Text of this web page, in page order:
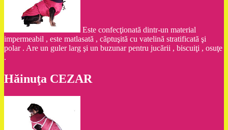
Este confecţionată dintr-un material
impermeabil , este matlasată , căptuşită cu vatelină stratificată şi
polar . Are un guler larg şi un buzunar pentru jucării , biscuiţi , osuţe
.
Hăinuţa CEZAR